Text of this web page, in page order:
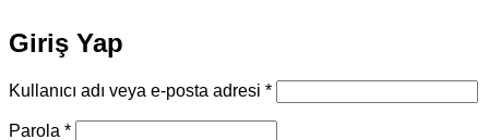
Giriş Yap
Kullanıcı adı veya e-posta adresi *Gerekli
Parola *Gerekli